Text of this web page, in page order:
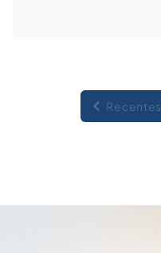
Recentes